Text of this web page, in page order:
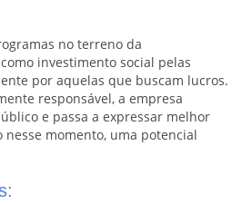
no terreno da
investimento social pelas
por aquelas que buscam lucros.
responsável, a empresa
e passa a expressar melhor
momento, uma potencial